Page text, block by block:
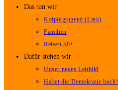
Das tun wir
Kolpingjugend (Link)
Familien
Reisen 50+
Dafür stehen wir
Unser neues Leitbild
Haltet die Demokratie hoch!